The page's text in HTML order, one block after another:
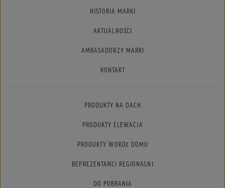
HISTORIA MARKI
AKTUALNOŚCI
AMBASADORZY MARKI
KONTAKT
PRODUKTY NA DACH
PRODUKTY ELEWACJA
PRODUKTY WOKÓŁ DOMU
REPREZENTANCI REGIONALNI
DO POBRANIA